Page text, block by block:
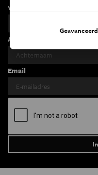
Voornaam
Achternaam
Email
Geavanceerd